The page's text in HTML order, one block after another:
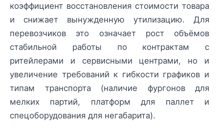
коэффициент восстановления стоимости товара
и снижает вынужденную утилизацию. Для
перевозчиков это означает рост объёмов
стабильной работы по контрактам с
ритейлерами и сервисными центрами, но и
увеличение требований к гибкости графиков и
типам транспорта (наличие фургонов для
мелких партий, платформ для паллет и
спецоборудования для негабарита).